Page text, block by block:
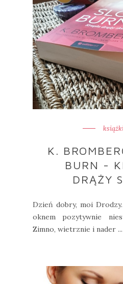
K.
BURN -
DRĄŻY
Dzień dobry, moi
oknem pozytywnie
Zimno, wietrznie i nader ...